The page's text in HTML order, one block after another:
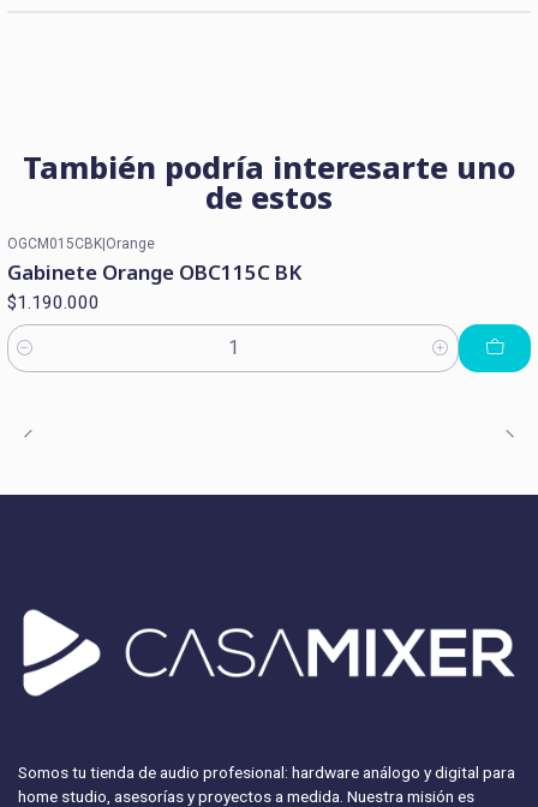
También podría interesarte uno
de estos
OGCM015CBK Orange
Gabinete Orange OBC115C BK
$1.190.000
Cantidad
Somos tu tienda de audio profesional: hardware análogo y digital para
home studio, asesorías y proyectos a medida. Nuestra misión es